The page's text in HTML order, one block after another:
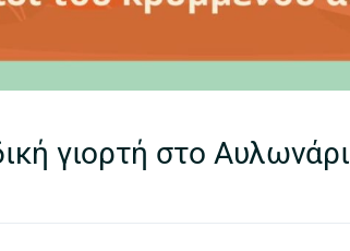
γιορτή στο Αυλωνάρι